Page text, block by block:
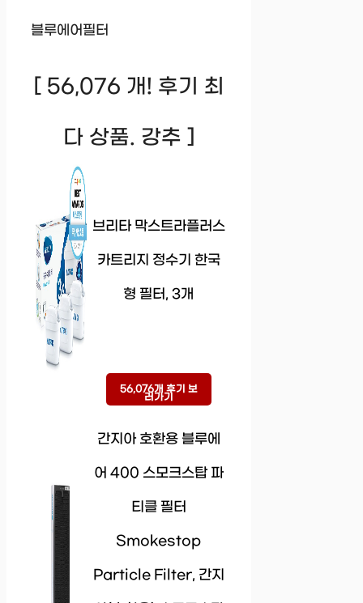
블루에어필터
[ 56,076 개! 후기 최
다 상품. 강추 ]
브리타 막스트라플러스
카트리지 정수기 한국
형 필터, 3개
56,076개 후기 보
러가기
간지아 호환용 블루에
어 400 스모크스탑 파
티클 필터
Smokestop
Particle Filter, 간지